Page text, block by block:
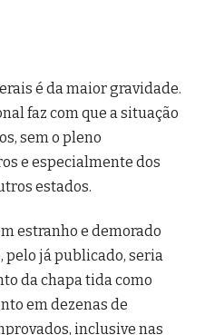
é da maior gravidade.
faz com que a situação
sem o pleno
e especialmente dos
estados.
estranho e demorado
pelo já publicado, seria
da chapa tida como
em dezenas de
inclusive nas